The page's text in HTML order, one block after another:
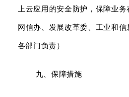
上云应用的安全防护，保障业
网信办、发展改革委、工业和信
各部门负责）
九、保障措施